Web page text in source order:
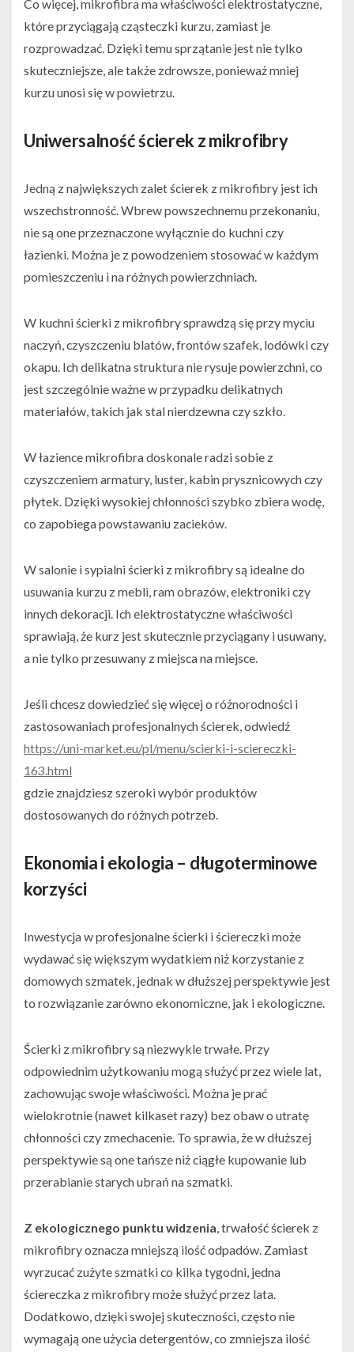
Co więcej, mikrofibra ma właściwości elektrostatyczne,
które przyciągają cząsteczki kurzu, zamiast je
rozprowadzać. Dzięki temu sprzątanie jest nie tylko
skuteczniejsze, ale także zdrowsze, ponieważ mniej
kurzu unosi się w powietrzu.
Uniwersalność ścierek z mikrofibry
Jedną z największych zalet ścierek z mikrofibry jest ich
wszechstronność. Wbrew powszechnemu przekonaniu,
nie są one przeznaczone wyłącznie do kuchni czy
łazienki. Można je z powodzeniem stosować w każdym
pomieszczeniu i na różnych powierzchniach.
W kuchni ścierki z mikrofibry sprawdzą się przy myciu
naczyń, czyszczeniu blatów, frontów szafek, lodówki czy
okapu. Ich delikatna struktura nie rysuje powierzchni, co
jest szczególnie ważne w przypadku delikatnych
materiałów, takich jak stal nierdzewna czy szkło.
W łazience mikrofibra doskonale radzi sobie z
czyszczeniem armatury, luster, kabin prysznicowych czy
płytek. Dzięki wysokiej chłonności szybko zbiera wodę,
co zapobiega powstawaniu zacieków.
W salonie i sypialni ścierki z mikrofibry są idealne do
usuwania kurzu z mebli, ram obrazów, elektroniki czy
innych dekoracji. Ich elektrostatyczne właściwości
sprawiają, że kurz jest skutecznie przyciągany i usuwany,
a nie tylko przesuwany z miejsca na miejsce.
Jeśli chcesz dowiedzieć się więcej o różnorodności i
zastosowaniach profesjonalnych ścierek, odwiedź
https://uni-market.eu/pl/menu/scierki-i-sciereczki-
163.html
gdzie znajdziesz szeroki wybór produktów
dostosowanych do różnych potrzeb.
Ekonomia i ekologia – długoterminowe
korzyści
Inwestycja w profesjonalne ścierki i ściereczki może
wydawać się większym wydatkiem niż korzystanie z
domowych szmatek, jednak w dłuższej perspektywie jest
to rozwiązanie zarówno ekonomiczne, jak i ekologiczne.
Ścierki z mikrofibry są niezwykle trwałe. Przy
odpowiednim użytkowaniu mogą służyć przez wiele lat,
zachowując swoje właściwości. Można je prać
wielokrotnie (nawet kilkaset razy) bez obaw o utratę
chłonności czy zmechacenie. To sprawia, że w dłuższej
perspektywie są one tańsze niż ciągłe kupowanie lub
przerabianie starych ubrań na szmatki.
Z ekologicznego punktu widzenia, trwałość ścierek z
mikrofibry oznacza mniejszą ilość odpadów. Zamiast
wyrzucać zużyte szmatki co kilka tygodni, jedna
ściereczka z mikrofibry może służyć przez lata.
Dodatkowo, dzięki swojej skuteczności, często nie
wymagają one użycia detergentów, co zmniejsza ilość